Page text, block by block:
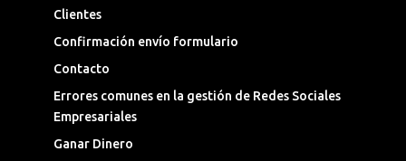
Clientes
Confirmación envío formulario
Contacto
Errores comunes en la gestión de Redes Sociales
Empresariales
Ganar Dinero